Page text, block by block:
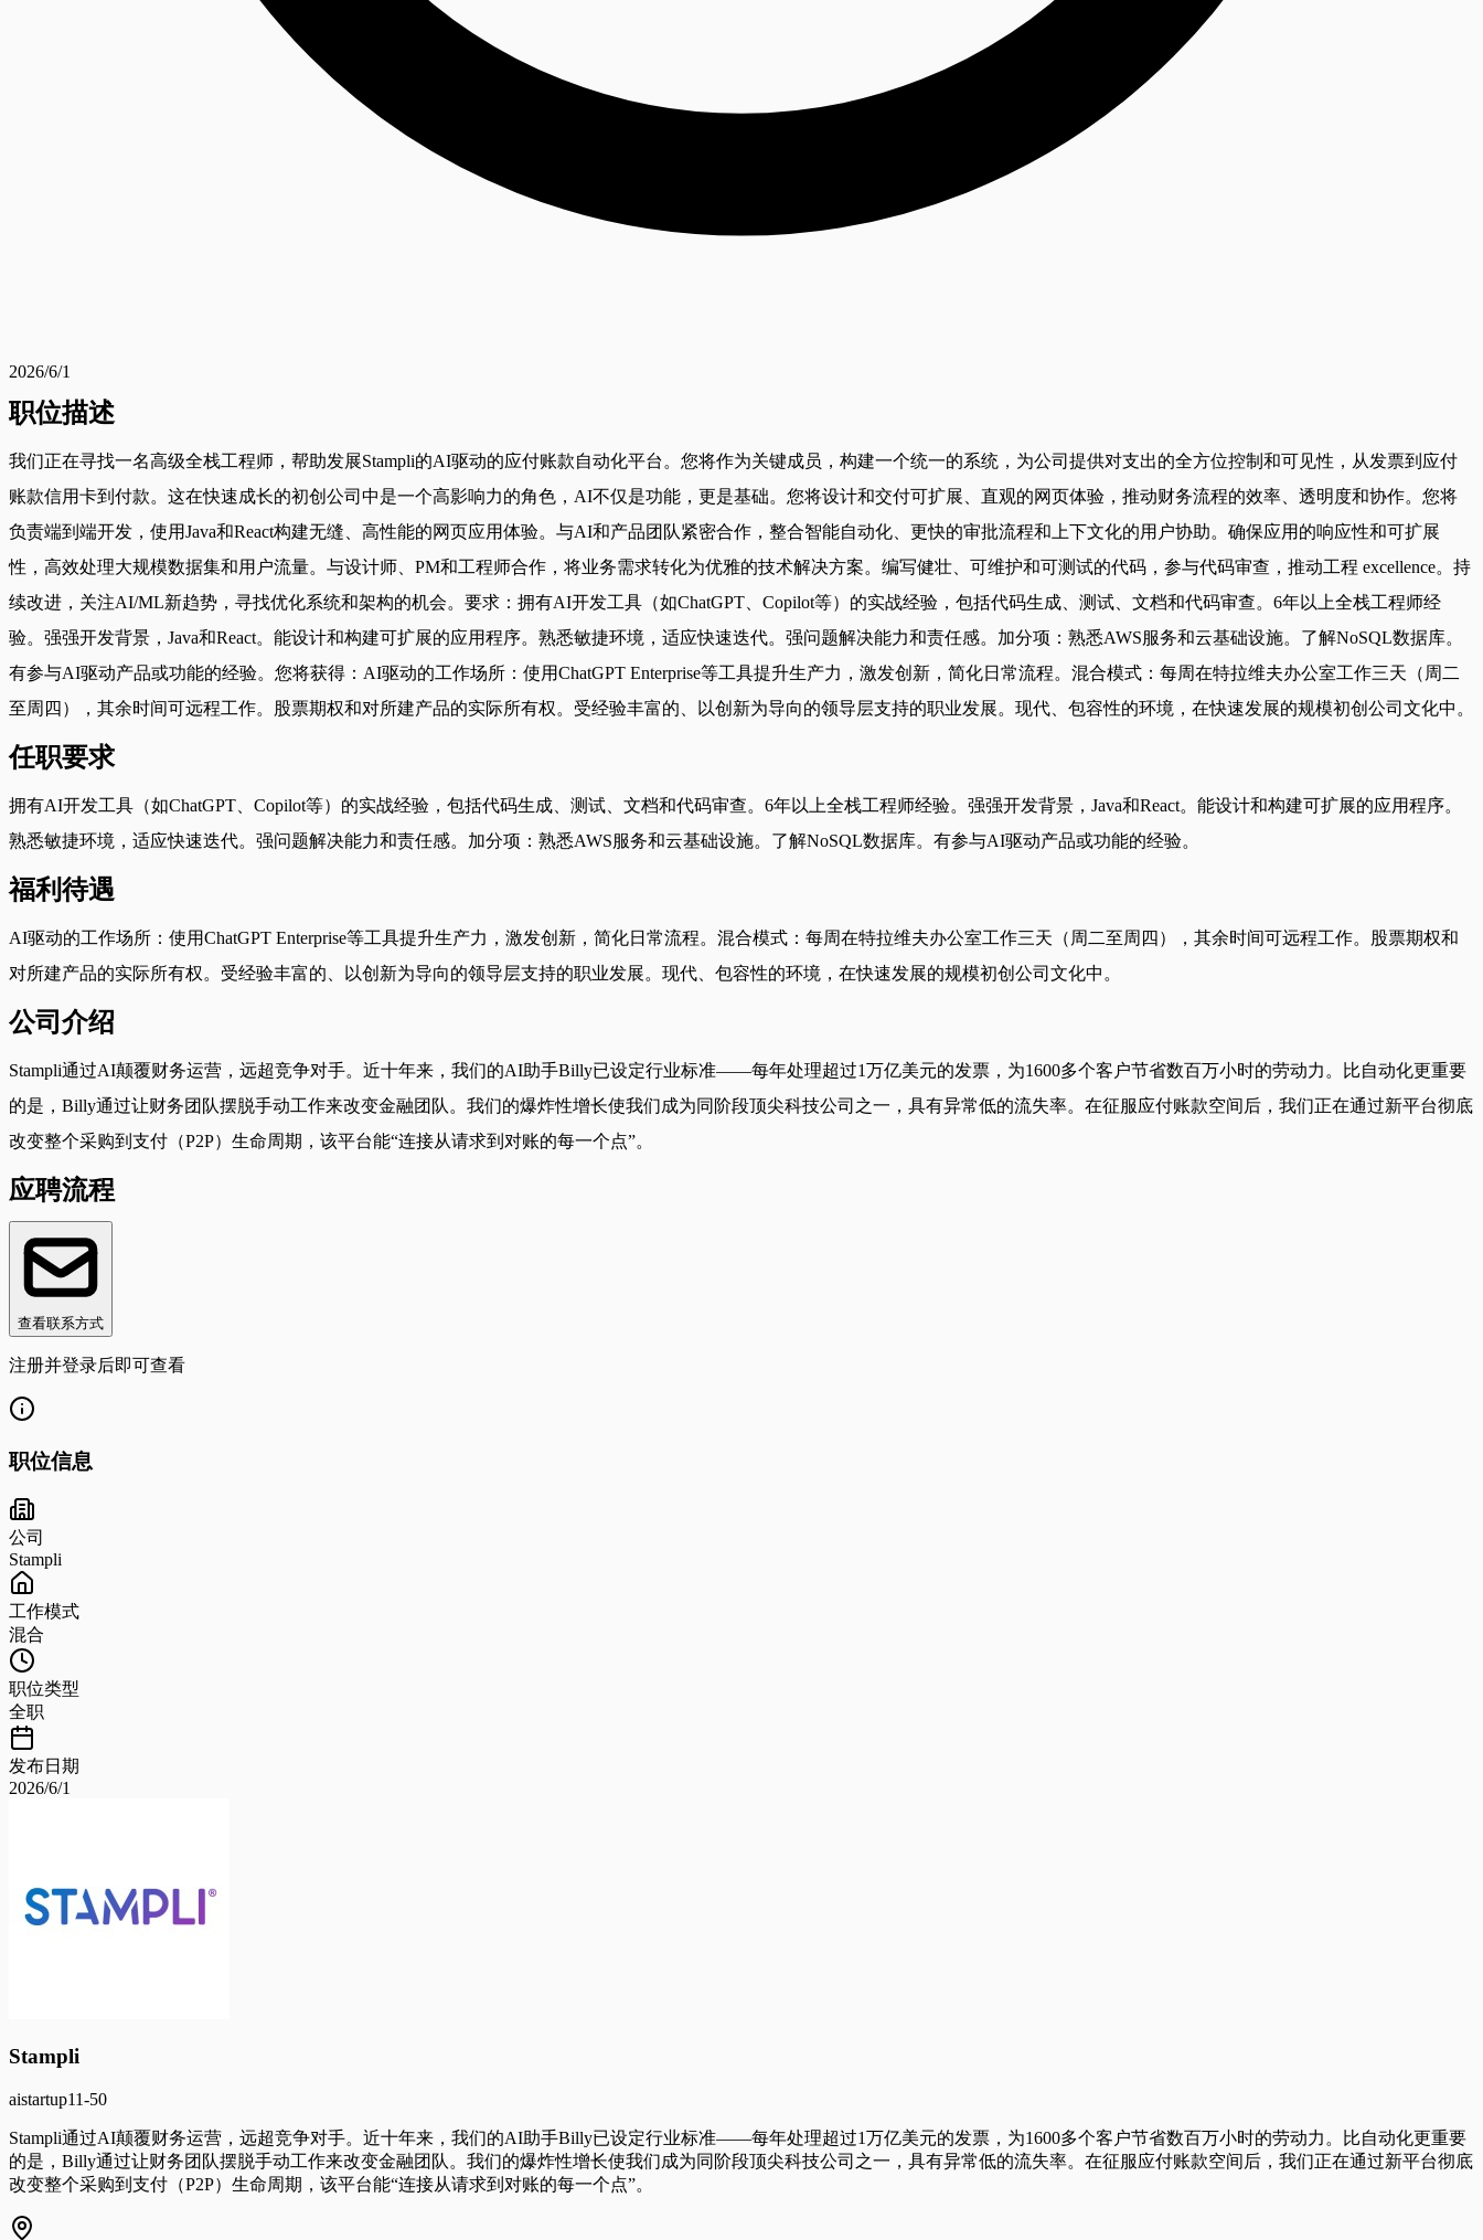
2026/6/1
职位描述
我们正在寻找一名高级全栈工程师，帮助发展Stampli的AI驱动的应付账款自动化平台。您将作为关键成员，构建一个统一的系统，为公司提供对支出的全方位控制和可见性，从发票到应付
账款信用卡到付款。这在快速成长的初创公司中是一个高影响力的角色，AI不仅是功能，更是基础。您将设计和交付可扩展、直观的网页体验，推动财务流程的效率、透明度和协作。您将
负责端到端开发，使用Java和React构建无缝、高性能的网页应用体验。与AI和产品团队紧密合作，整合智能自动化、更快的审批流程和上下文化的用户协助。确保应用的响应性和可扩展
性，高效处理大规模数据集和用户流量。与设计师、PM和工程师合作，将业务需求转化为优雅的技术解决方案。编写健壮、可维护和可测试的代码，参与代码审查，推动工程 excellence。持
续改进，关注AI/ML新趋势，寻找优化系统和架构的机会。要求：拥有AI开发工具（如ChatGPT、Copilot等）的实战经验，包括代码生成、测试、文档和代码审查。6年以上全栈工程师经
验。强强开发背景，Java和React。能设计和构建可扩展的应用程序。熟悉敏捷环境，适应快速迭代。强问题解决能力和责任感。加分项：熟悉AWS服务和云基础设施。了解NoSQL数据库。
有参与AI驱动产品或功能的经验。您将获得：AI驱动的工作场所：使用ChatGPT Enterprise等工具提升生产力，激发创新，简化日常流程。混合模式：每周在特拉维夫办公室工作三天（周二
至周四），其余时间可远程工作。股票期权和对所建产品的实际所有权。受经验丰富的、以创新为导向的领导层支持的职业发展。现代、包容性的环境，在快速发展的规模初创公司文化中。
任职要求
拥有AI开发工具（如ChatGPT、Copilot等）的实战经验，包括代码生成、测试、文档和代码审查。6年以上全栈工程师经验。强强开发背景，Java和React。能设计和构建可扩展的应用程序。
熟悉敏捷环境，适应快速迭代。强问题解决能力和责任感。加分项：熟悉AWS服务和云基础设施。了解NoSQL数据库。有参与AI驱动产品或功能的经验。
福利待遇
AI驱动的工作场所：使用ChatGPT Enterprise等工具提升生产力，激发创新，简化日常流程。混合模式：每周在特拉维夫办公室工作三天（周二至周四），其余时间可远程工作。股票期权和
对所建产品的实际所有权。受经验丰富的、以创新为导向的领导层支持的职业发展。现代、包容性的环境，在快速发展的规模初创公司文化中。
公司介绍
Stampli通过AI颠覆财务运营，远超竞争对手。近十年来，我们的AI助手Billy已设定行业标准——每年处理超过1万亿美元的发票，为1600多个客户节省数百万小时的劳动力。比自动化更重要
的是，Billy通过让财务团队摆脱手动工作来改变金融团队。我们的爆炸性增长使我们成为同阶段顶尖科技公司之一，具有异常低的流失率。在征服应付账款空间后，我们正在通过新平台彻底
改变整个采购到支付（P2P）生命周期，该平台能“连接从请求到对账的每一个点”。
应聘流程
查看联系方式
注册并登录后即可查看
职位信息
公司
Stampli
工作模式
混合
职位类型
全职
发布日期
2026/6/1
Stampli
aistartup11-50
Stampli通过AI颠覆财务运营，远超竞争对手。近十年来，我们的AI助手Billy已设定行业标准——每年处理超过1万亿美元的发票，为1600多个客户节省数百万小时的劳动力。比自动化更重要
的是，Billy通过让财务团队摆脱手动工作来改变金融团队。我们的爆炸性增长使我们成为同阶段顶尖科技公司之一，具有异常低的流失率。在征服应付账款空间后，我们正在通过新平台彻底
改变整个采购到支付（P2P）生命周期，该平台能“连接从请求到对账的每一个点”。